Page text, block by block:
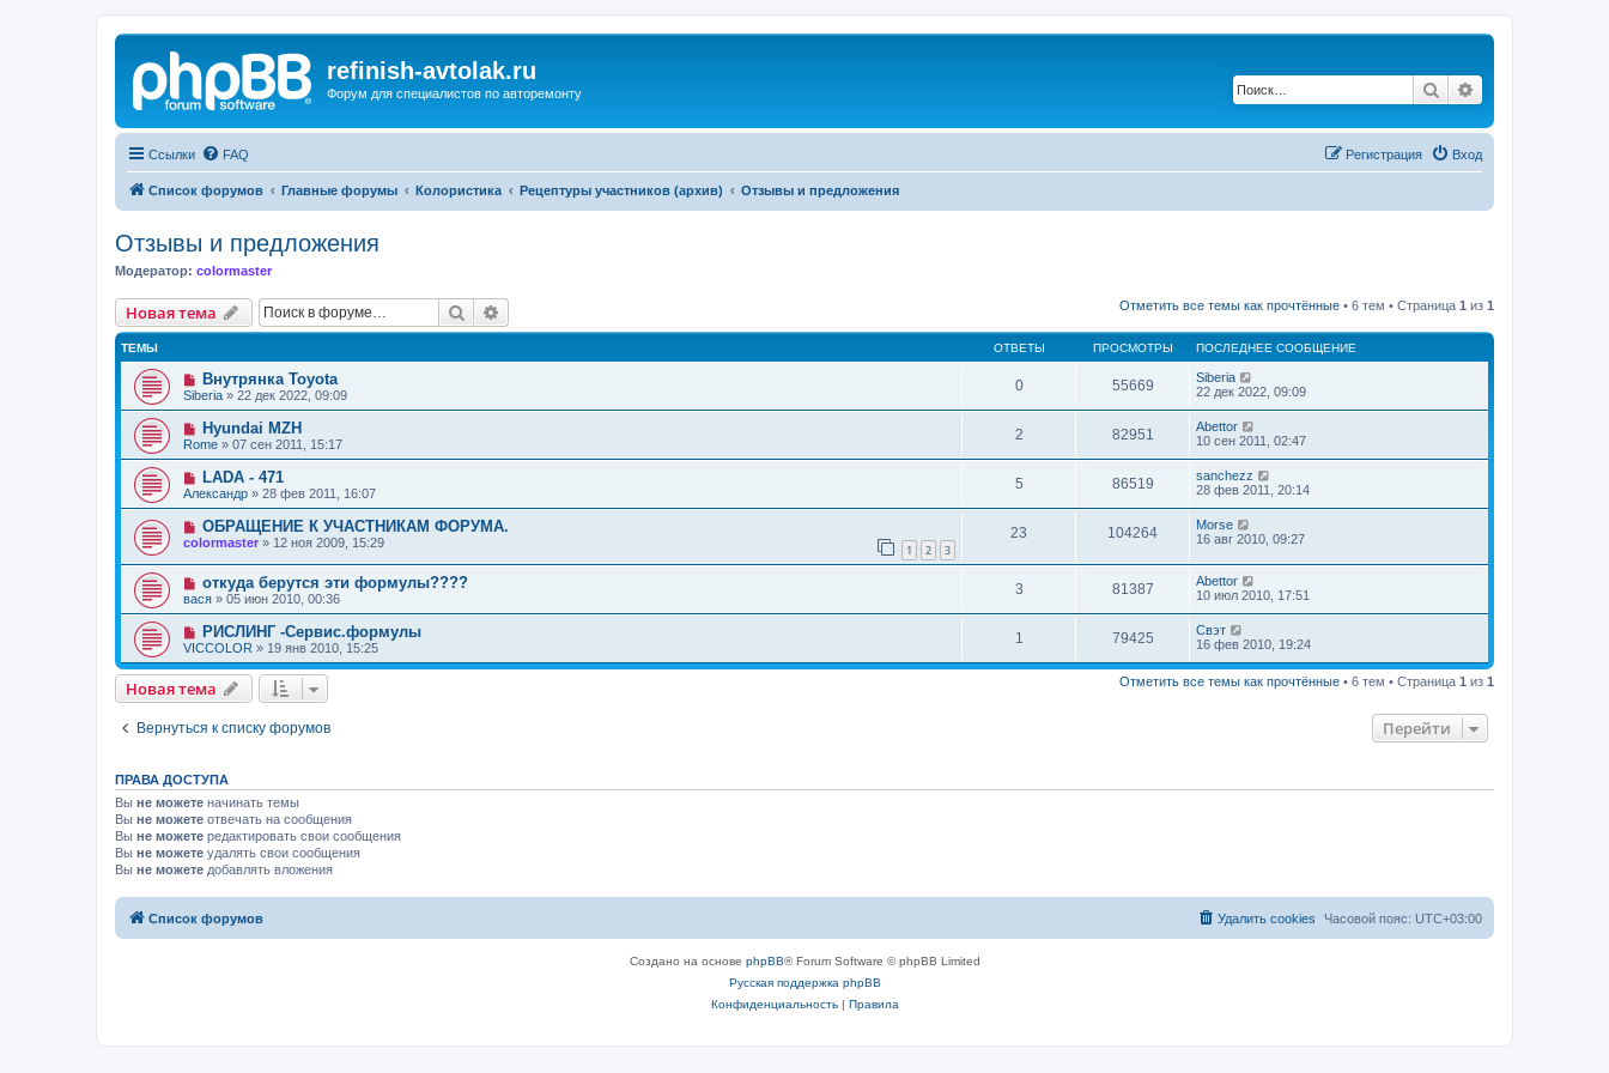
refinish-avtolak.ru
Форум для специалистов по авторемонту Поиск
Ссылки FAQ Вход
Регистрация
Список форумов Главные форумы Колористика Рецептуры участников (архив) Отзывы и предложения
Отзывы и предложения
Модератор: colormaster
Новая тема Поиск Отметить все темы как прочтённые • 6 тем • Страница 1 из 1
ТЕМЫ ОТВЕТЫ ПРОСМОТРЫ ПОСЛЕДНЕЕ СООБЩЕНИЕ
Внутрянка Toyota
Siberia » 22 дек 2022, 09:09
0 55669
Siberia
22 дек 2022, 09:09
Hyundai MZH
Rome » 07 сен 2011, 15:17
2 82951
Abettor
10 сен 2011, 02:47
LADA - 471
Александр » 28 фев 2011, 16:07
5 86519
sanchezz
28 фев 2011, 20:14
ОБРАЩЕНИЕ К УЧАСТНИКАМ ФОРУМА.
colormaster » 12 ноя 2009, 15:29 1 2 3
23 104264
Morse
16 авг 2010, 09:27
откуда берутся эти формулы????
вася » 05 июн 2010, 00:36
3 81387
Abettor
10 июл 2010, 17:51
РИСЛИНГ -Сервис.формулы
VICCOLOR » 19 янв 2010, 15:25
1 79425
Свэт
16 фев 2010, 19:24
Новая тема Отметить все темы как прочтённые • 6 тем • Страница 1 из 1
Вернуться к списку форумов Перейти
ПРАВА ДОСТУПА
Вы не можете начинать темы
Вы не можете отвечать на сообщения
Вы не можете редактировать свои сообщения
Вы не можете удалять свои сообщения
Вы не можете добавлять вложения
Список форумов Часовой пояс: UTC+03:00
Удалить cookies
Создано на основе phpBB® Forum Software © phpBB Limited
Русская поддержка phpBB
Конфиденциальность| Правила